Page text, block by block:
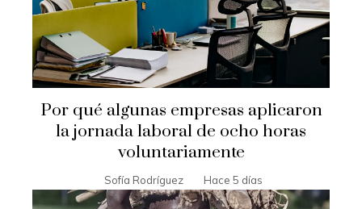
Por qué algunas empresas aplicaron
la jornada laboral de ocho horas
voluntariamente
Sofía Rodríguez Hace 5 días